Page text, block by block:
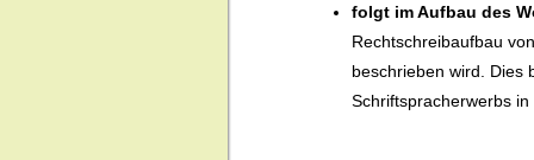
folgt im Aufbau des
Rechtschreibaufbau
beschrieben wird. Dies
Schriftspracherwerbs